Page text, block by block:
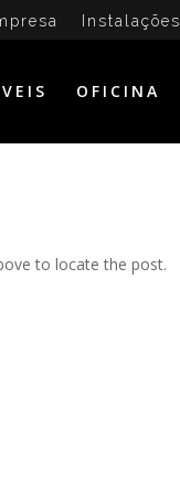
Instalações
OFICINA
to locate the post.